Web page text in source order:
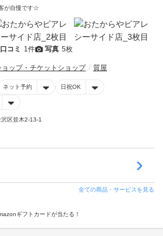
が自慢です☆
口コミ 1件 写真 5枚
ョップ・チケットショップ 質屋
ネット予約 日祝OK
区並木2-13-1
全ての商品・サービスを見る
ギフトカードが当たる！